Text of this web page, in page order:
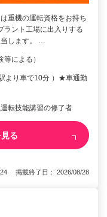
重機の運転資格をお持ち
ント工場に出入りする
当します。 …
による）
より車で10分 ）★車通勤
転技能講習の修了者
る
24 掲載終了日： 2026/08/28